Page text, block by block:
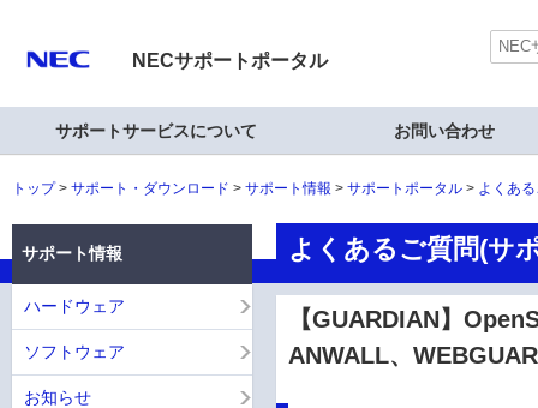
NECサポートポータル
サポートサービスについて お問い合わせ
トップ サポート・ダウンロード サポート情報 サポートポータル よくあ
よくあるご質問(サ
【GUARDIAN】
ANWALL、
サポート情報
ハードウェア
ソフトウェア
お知らせ